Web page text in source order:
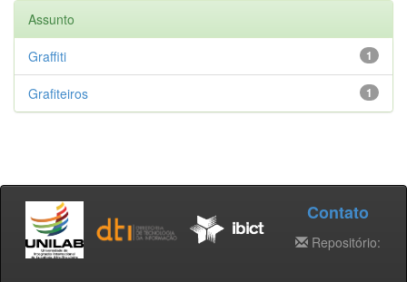
Assunto
1
Graffiti
1
Grafiteiros
Contato
Repositório: